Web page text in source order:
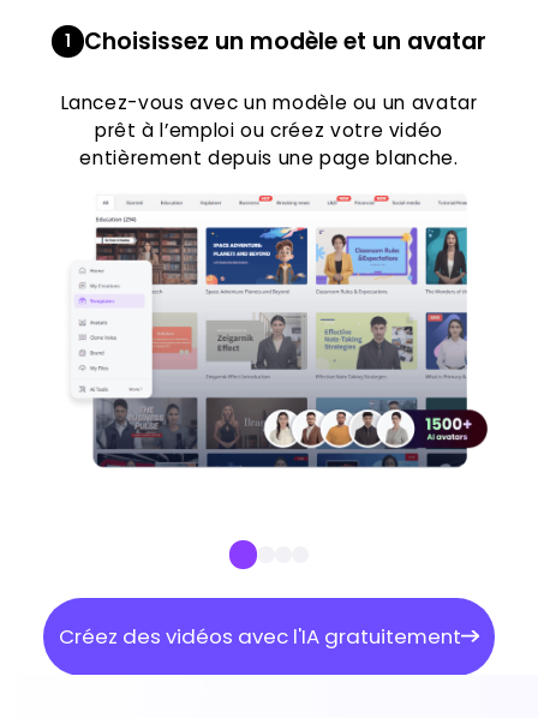
1 Choisissez un modèle et un avatar
Lancez-vous avec un modèle ou un avatar
prêt à l’emploi ou créez votre vidéo
entièrement depuis une page blanche.
Créez des vidéos avec l'IA gratuitement